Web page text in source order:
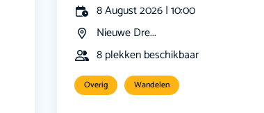
8 August 2026 | 10:00
Nieuwe Dre...
8 plekken beschikbaar
Overig Wandelen